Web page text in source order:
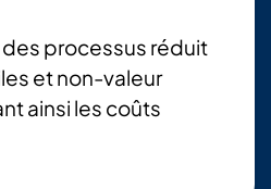
processus réduit
et non-valeur
ainsi les coûts